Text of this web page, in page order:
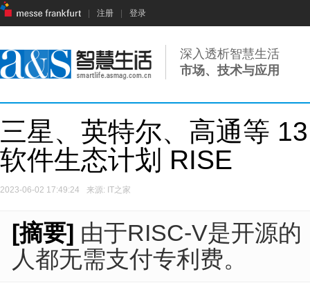
注册 登录
深入透析智慧生活
市场、技术与应用
三星、英特尔、高通等
软件生态计划 RISE
2023-06-02 17:49:24 来源: IT之家
[摘要] 由于RISC-V是开源
人都无需支付专利费。